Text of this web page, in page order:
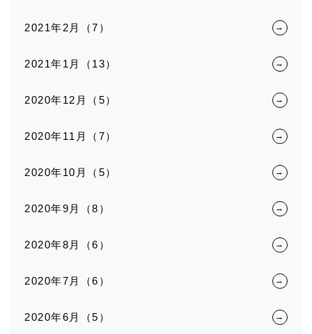
2021年2月（7）
2021年1月（13）
2020年12月（5）
2020年11月（7）
2020年10月（5）
2020年9月（8）
2020年8月（6）
2020年7月（6）
2020年6月（5）